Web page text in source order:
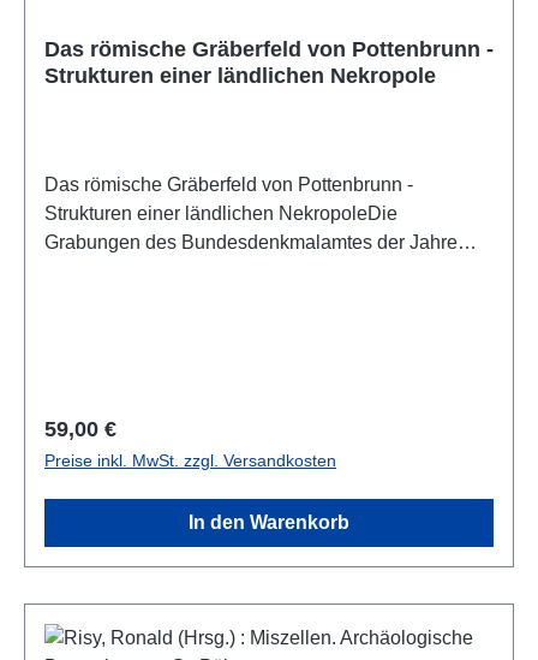
Das römische Gräberfeld von Pottenbrunn -
Strukturen einer ländlichen Nekropole
Das römische Gräberfeld von Pottenbrunn -
Strukturen einer ländlichen NekropoleDie
Grabungen des Bundesdenkmalamtes der Jahre
Regulärer Preis:
59,00 €
Preise inkl. MwSt. zzgl. Versandkosten
In den Warenkorb